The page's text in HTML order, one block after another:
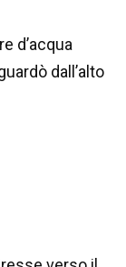
d’acqua
dall’alto